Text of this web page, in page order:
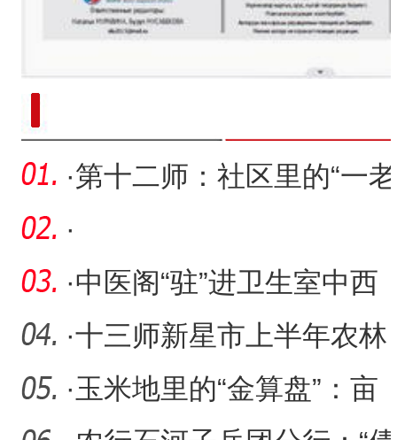
·第十二师：社区里的“一老
一小”幸福密码
·
·中医阁“驻”进卫生室中西
优质服务“到”身边
·十三师新星市上半年农林
牧渔及服务业总产值同比
·玉米地里的“金算盘”：亩